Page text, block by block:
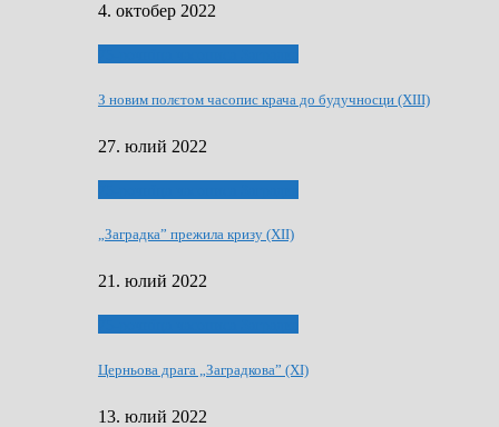
4. октобер 2022
З новим полєтом часопис крача до будучносци (XIII)
27. юлий 2022
„Заградка” прежила кризу (XII)
21. юлий 2022
Церньова драга „Заградкова” (XI)
13. юлий 2022